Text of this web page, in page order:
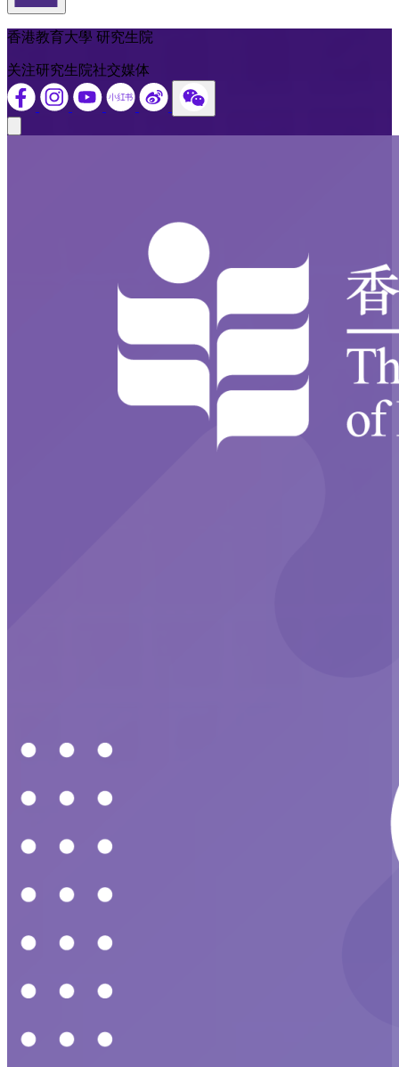
返回頁首
香港教育大學 研究生院
关注研究生院社交媒体
Close modal